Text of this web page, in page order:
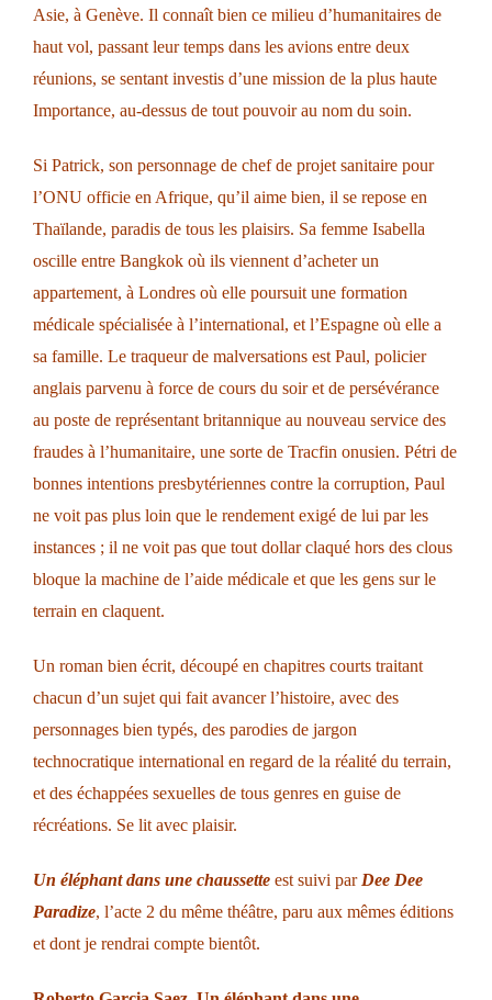
Asie, à Genève. Il connaît bien ce milieu d’humanitaires de
haut vol, passant leur temps dans les avions entre deux
réunions, se sentant investis d’une mission de la plus haute
Importance, au-dessus de tout pouvoir au nom du soin.
Si Patrick, son personnage de chef de projet sanitaire pour
l’ONU officie en Afrique, qu’il aime bien, il se repose en
Thaïlande, paradis de tous les plaisirs. Sa femme Isabella
oscille entre Bangkok où ils viennent d’acheter un
appartement, à Londres où elle poursuit une formation
médicale spécialisée à l’international, et l’Espagne où elle a
sa famille. Le traqueur de malversations est Paul, policier
anglais parvenu à force de cours du soir et de persévérance
au poste de représentant britannique au nouveau service des
fraudes à l’humanitaire, une sorte de Tracfin onusien. Pétri de
bonnes intentions presbytériennes contre la corruption, Paul
ne voit pas plus loin que le rendement exigé de lui par les
instances ; il ne voit pas que tout dollar claqué hors des clous
bloque la machine de l’aide médicale et que les gens sur le
terrain en claquent.
Un roman bien écrit, découpé en chapitres courts traitant
chacun d’un sujet qui fait avancer l’histoire, avec des
personnages bien typés, des parodies de jargon
technocratique international en regard de la réalité du terrain,
et des échappées sexuelles de tous genres en guise de
récréations. Se lit avec plaisir.
Un éléphant dans une chaussette est suivi parDee Dee
Paradize, l’acte 2 du même théâtre, paru aux mêmes éditions
et dont je rendrai compte bientôt.